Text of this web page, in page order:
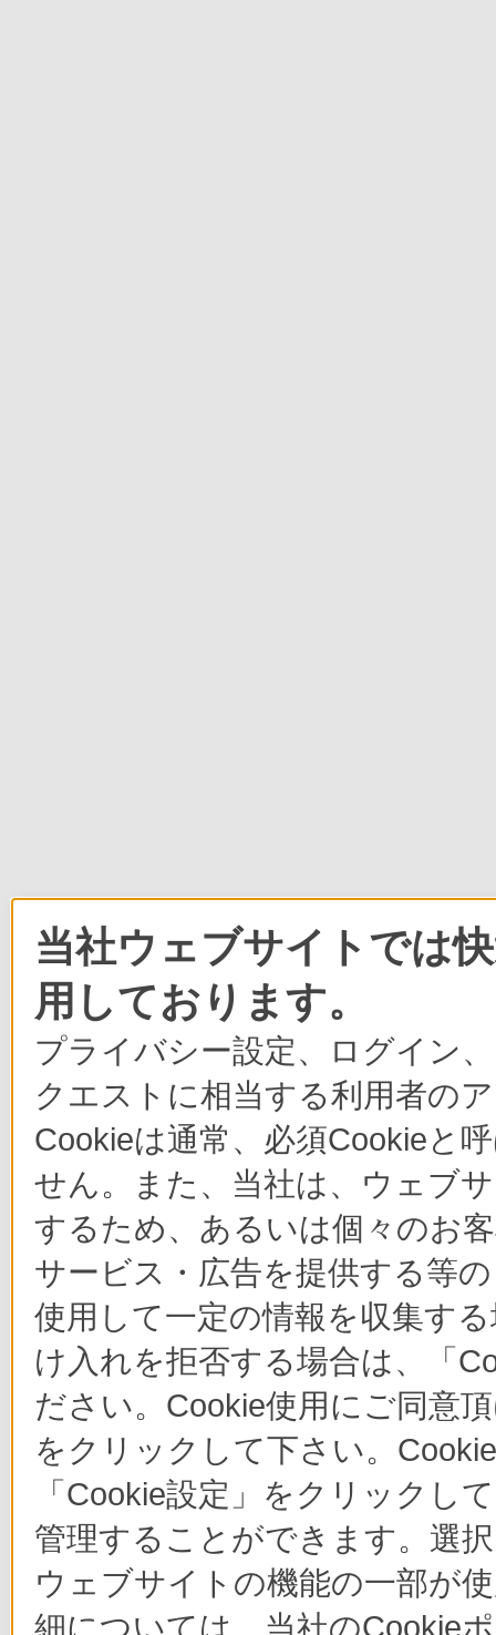
当社ウェブサイトでは
用しております。
プライバシー設定、ログイン
クエストに相当する利用者の
Cookieは通常、必須Cookieと
せん。また、当社は、ウェブ
するため、あるいは個々のお
サービス・広告を提供する等
使用して一定の情報を収集す
け入れを拒否する場合は、「
ださい。Cookie使用にご同意
をクリックして下さい。
「Cookie設定」をクリックし
管理することができます。選
ウェブサイトの機能の一部が
細については、当社のCookie